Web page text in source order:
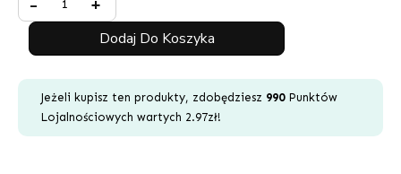
Quantity
Venty
Storz
&
Bickel
Quantity
Dodaj Do Koszyka
Jeżeli kupisz ten produkty, zdobędziesz 990Punktów
Lojalnościowych wartych 2.97zł!